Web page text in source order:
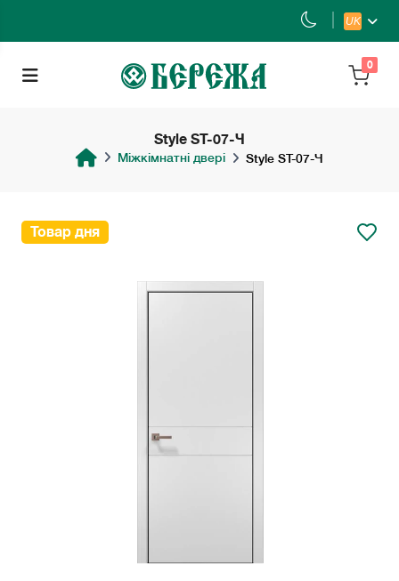
UK
0
Style ST-07-Ч
Міжкімнатні двері Style ST-07-Ч
Товар дня